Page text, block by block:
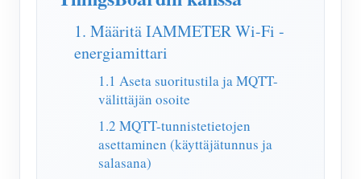
IAMMETER Simulaattori
Virtuaalimittari
Energian ennuste- ja simulointijärjestelmä
Sovellukset
Aurinkosähköjärjestelmän energianäyttö
Sähkönkulutuksen seuranta
Store
Resurssit
1. Määritä IAMMETER Wi-Fi -
energiamittari
1.1 Aseta suoritustila ja MQTT-
välittäjän osoite
1.2 MQTT-tunnistetietojen
asettaminen (käyttäjätunnus ja
salasana)